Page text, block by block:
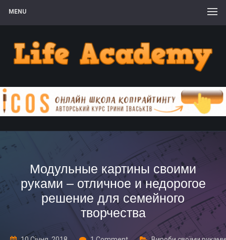
MENU
Модульные картины своими
руками – отличное и недорогое
решение для семейного
творчества